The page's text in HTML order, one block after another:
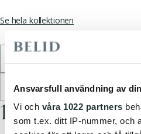
Ansvarsfull användning av
Vi och våra 1022 partners
som t.ex. ditt IP-nummer, och
Se hela kollektionen
Välj färg *
Ingen ljuskälla tillgänglig
189.95 EUR